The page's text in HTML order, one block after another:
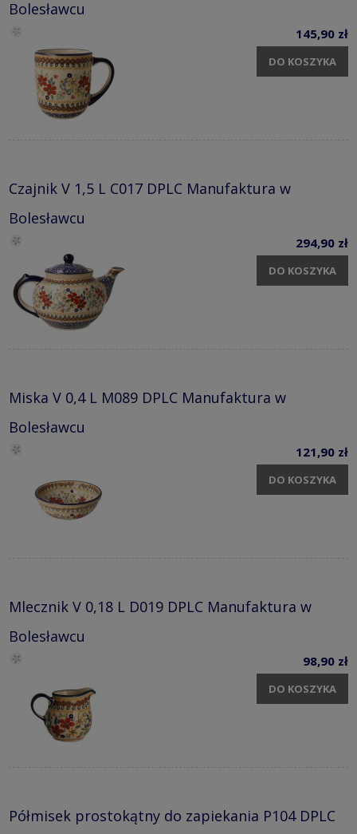
Bolesławcu
145,90 zł
DO KOSZYKA
Czajnik V 1,5 L C017 DPLC Manufaktura w
Bolesławcu
294,90 zł
DO KOSZYKA
Miska V 0,4 L M089 DPLC Manufaktura w
Bolesławcu
121,90 zł
DO KOSZYKA
Mlecznik V 0,18 L D019 DPLC Manufaktura w
Bolesławcu
98,90 zł
DO KOSZYKA
Półmisek prostokątny do zapiekania P104 DPLC